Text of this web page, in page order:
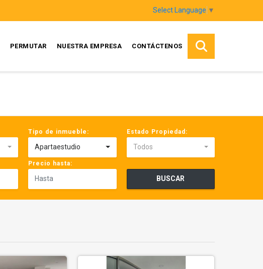
Select Language ▼
PERMUTAR NUESTRA EMPRESA CONTÁCTENOS
Tipo de inmueble:
Apartaestudio
Estado Propiedad:
Todos
Precio hasta:
BUSCAR